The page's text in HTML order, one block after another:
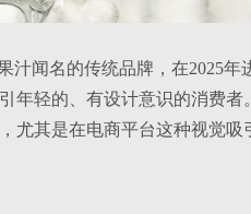
汁闻名的传统品牌，在2025年
轻的、有设计意识的消费者。
尤其是在电商平台这种视觉吸